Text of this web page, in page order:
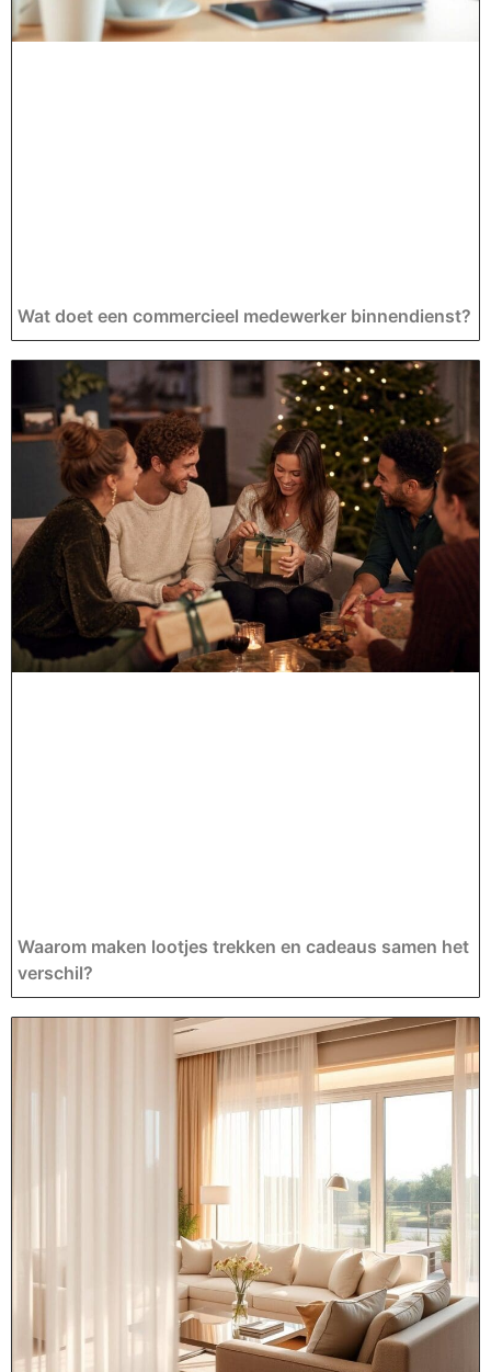
Wat doet een commercieel medewerker binnendienst?
Waarom maken lootjes trekken en cadeaus samen het
verschil?